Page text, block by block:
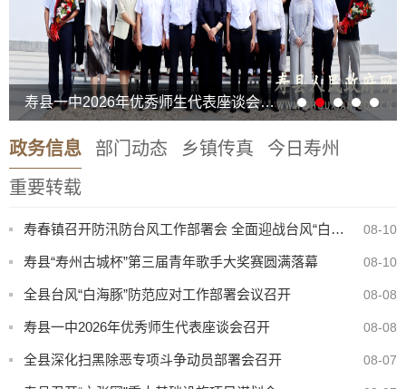
寿县一中2026年优秀师生代表座谈会召开
政务信息 部门动态 乡镇传真
今日寿州
重要转载
寿春镇召开防汛防台风工作部署会 全面迎战台风“白海豚” 08-10
寿县“寿州古城杯”第三届青年歌手大奖赛圆满落幕 08-10
全县台风“白海豚”防范应对工作部署会议召开 08-08
寿县一中2026年优秀师生代表座谈会召开 08-08
全县深化扫黑除恶专项斗争动员部署会召开 08-07